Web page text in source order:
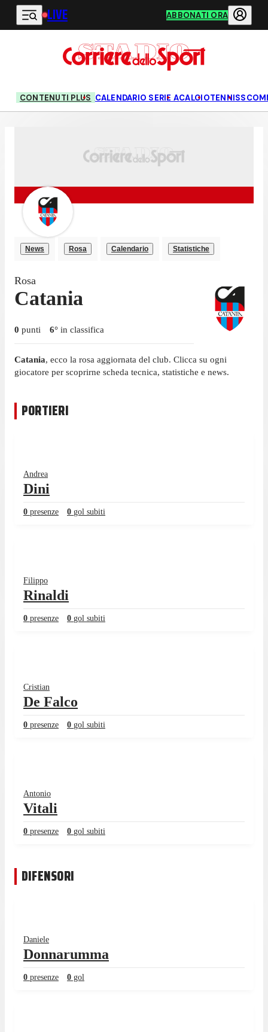
Vai al contenuto principale
LIVE ABBONATI ORA
CONTENUTI PLUS CALENDARIO SERIE ACALCIOTENNIS
News Rosa Calendario Statistiche
Rosa
Catania
0 punti 6° in classifica
Catania, ecco la rosa aggiornata del club. Clicca su ogni
giocatore per scoprirne scheda tecnica, statistiche e news.
PORTIERI
Andrea
Dini
0 presenze 0 gol subiti
Filippo
Rinaldi
0 presenze 0 gol subiti
Cristian
De Falco
0 presenze 0 gol subiti
Antonio
Vitali
0 presenze 0 gol subiti
DIFENSORI
Daniele
Donnarumma
0 presenze 0 gol